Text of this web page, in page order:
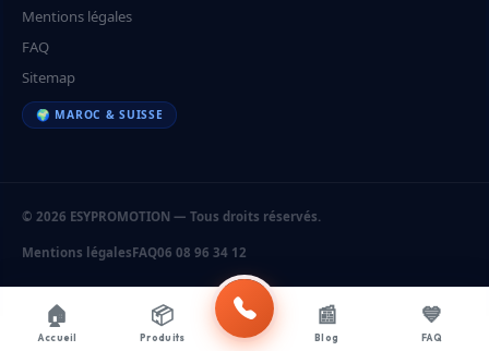
🏠
Accueil
📦
Produits
📰
Blog
💙
FAQ
Mentions légales
FAQ
Sitemap
🌍 MAROC & SUISSE
© 2026 ESYPROMOTION — Tous droits réservés.
Mentions légalesFAQ06 08 96 34 12